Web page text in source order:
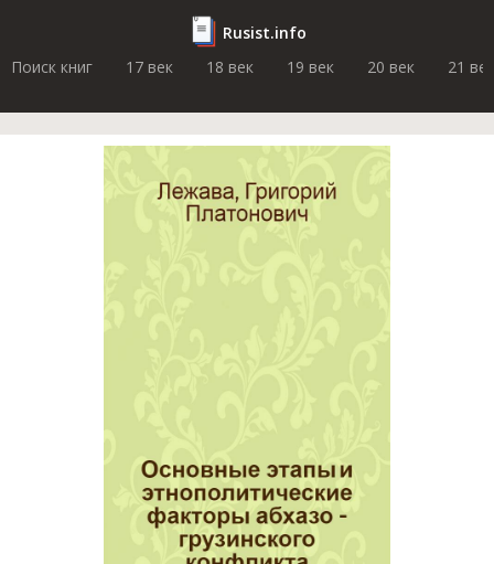
Rusist.info
Поиск книг
17 век 18 век 19 век 20 век 21 век